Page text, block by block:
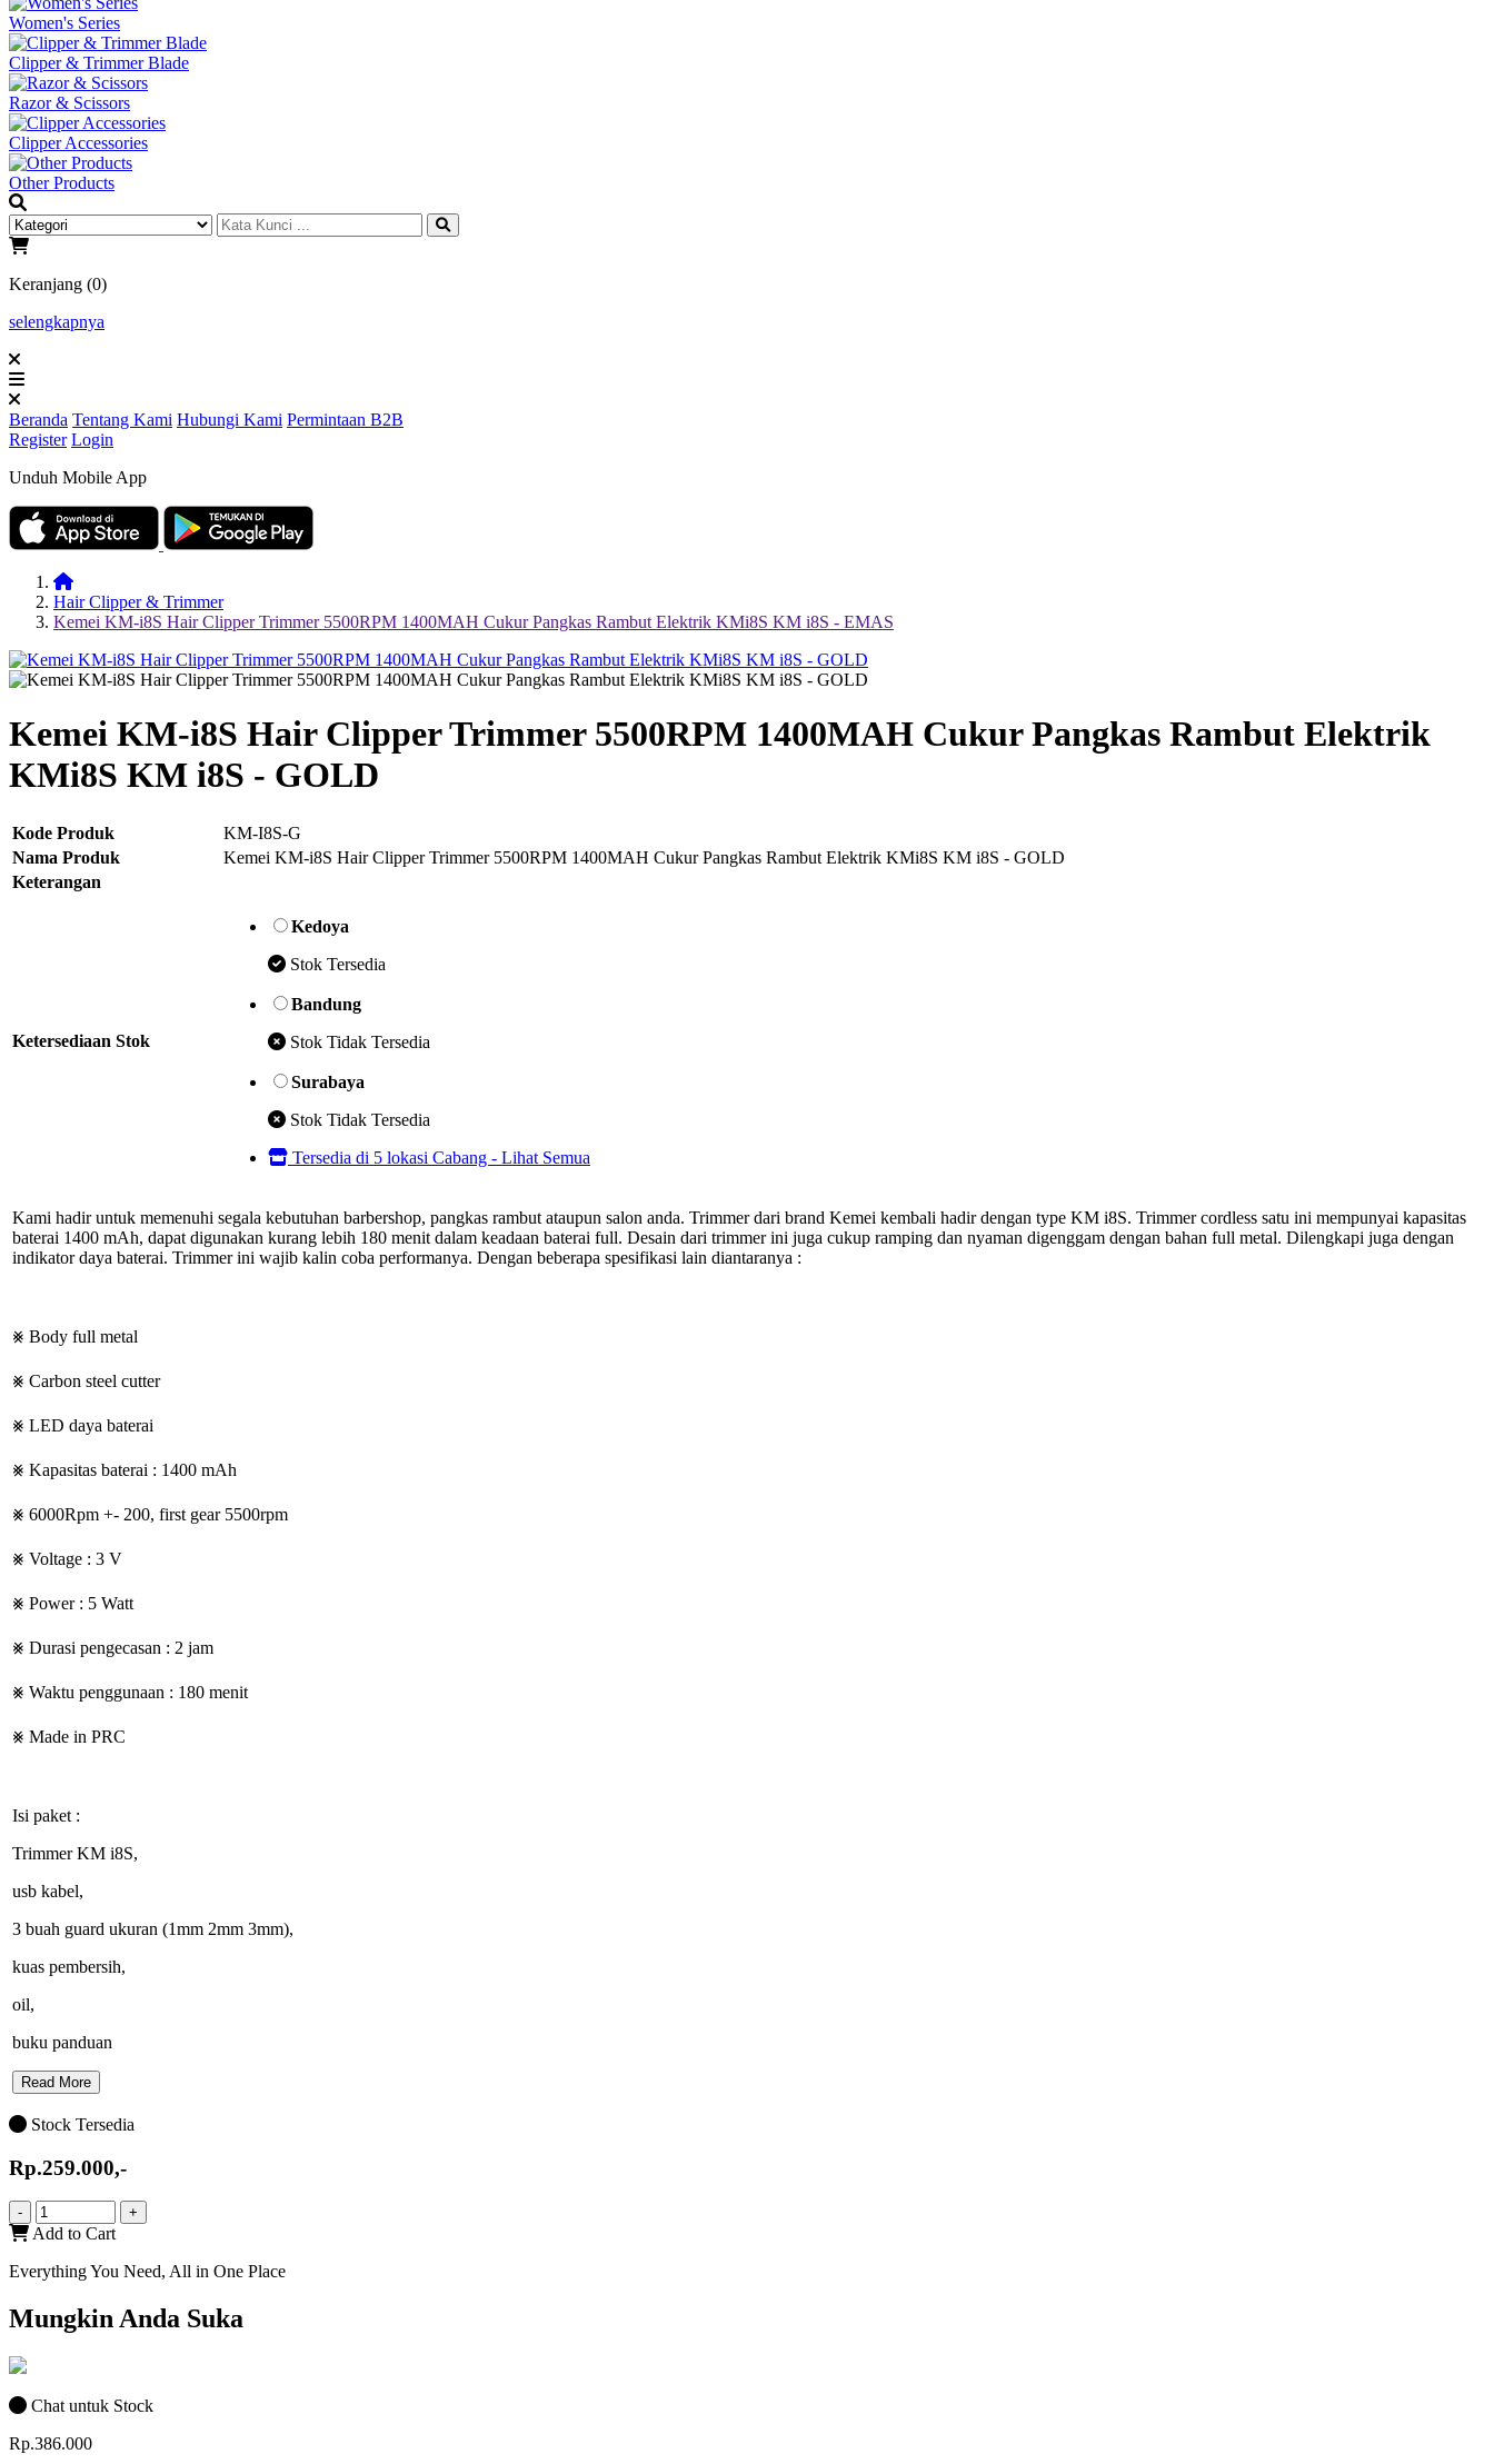
Women's Series
Clipper & Trimmer Blade
Razor & Scissors
Clipper Accessories
Other Products
Keranjang (0)
selengkapnya
Beranda Tentang Kami Hubungi Kami Permintaan B2B
Register Login
Unduh Mobile App
Hair Clipper & Trimmer
Kemei KM-i8S Hair Clipper Trimmer 5500RPM 1400MAH Cukur Pangkas Rambut Elektrik KMi8S KM i8S - EMAS
Kemei KM-i8S Hair Clipper Trimmer 5500RPM 1400MAH Cukur Pangkas Rambut Elektrik
KMi8S KM i8S - GOLD
Kode Produk
KM-I8S-G
Nama Produk
Kemei KM-i8S Hair Clipper Trimmer 5500RPM 1400MAH Cukur Pangkas Rambut Elektrik KMi8S KM i8S - GOLD
Keterangan
Ketersediaan Stok
Kedoya
Stok Tersedia
Bandung
Stok Tidak Tersedia
Surabaya
Stok Tidak Tersedia
Tersedia di 5 lokasi Cabang - Lihat Semua
Kami hadir untuk memenuhi segala kebutuhan barbershop, pangkas rambut ataupun salon anda. Trimmer dari brand Kemei kembali hadir dengan type KM i8S. Trimmer cordless satu ini mempunyai kapasitas
baterai 1400 mAh, dapat digunakan kurang lebih 180 menit dalam keadaan baterai full. Desain dari trimmer ini juga cukup ramping dan nyaman digenggam dengan bahan full metal. Dilengkapi juga dengan
indikator daya baterai. Trimmer ini wajib kalin coba performanya. Dengan beberapa spesifikasi lain diantaranya :
⨳ Body full metal
⨳ Carbon steel cutter
⨳ LED daya baterai
⨳ Kapasitas baterai : 1400 mAh
⨳ 6000Rpm +- 200, first gear 5500rpm
⨳ Voltage : 3 V
⨳ Power : 5 Watt
⨳ Durasi pengecasan : 2 jam
⨳ Waktu penggunaan : 180 menit
⨳ Made in PRC
Isi paket :
Trimmer KM i8S,
usb kabel,
3 buah guard ukuran (1mm 2mm 3mm),
kuas pembersih,
oil,
buku panduan
Read More
Stock Tersedia
Rp.259.000,-
- +
Add to Cart
Everything You Need, All in One Place
Mungkin Anda Suka
Chat untuk Stock
Rp.386.000